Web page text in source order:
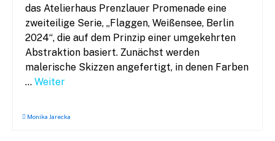
das Atelierhaus Prenzlauer Promenade eine
zweiteilige Serie, „Flaggen, Weißensee, Berlin
2024“, die auf dem Prinzip einer umgekehrten
Abstraktion basiert. Zunächst werden
malerische Skizzen angefertigt, in denen Farben
… Weiter
Monika Jarecka